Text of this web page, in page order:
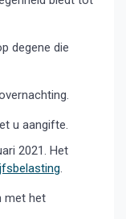
degene die
u aangifte.
2021. Het
.
met het